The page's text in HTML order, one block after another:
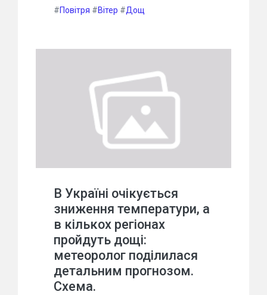
#Повітря #Вітер #Дощ
В Україні очікується
зниження температури, а
в кількох регіонах
пройдуть дощі:
метеоролог поділилася
детальним прогнозом.
Схема.